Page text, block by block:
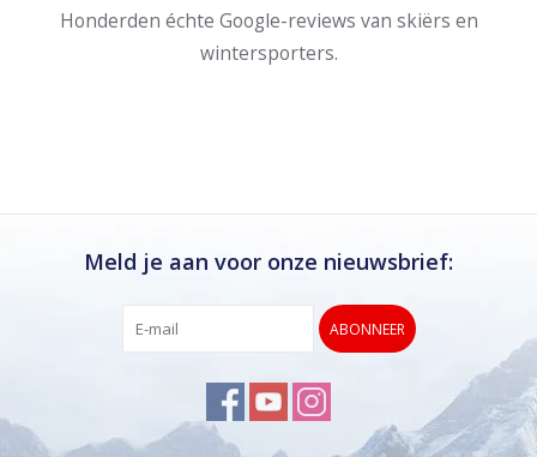
Honderden échte Google-reviews van skiërs en
wintersporters.
Meld je aan voor onze nieuwsbrief:
ABONNEER